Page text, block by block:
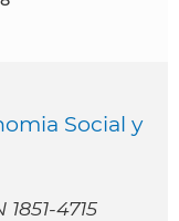
Social y
4715